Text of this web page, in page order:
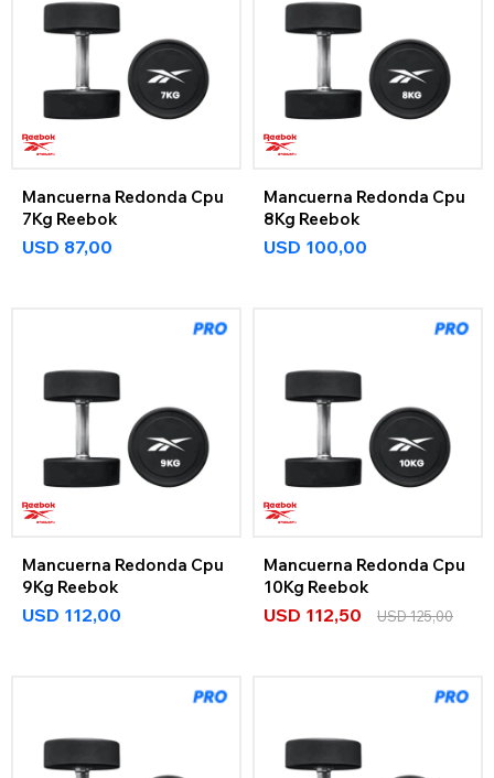
Mancuerna Redonda Cpu
7Kg Reebok
USD 87,00
Mancuerna Redonda Cpu
8Kg Reebok
USD 100,00
Mancuerna Redonda Cpu
9Kg Reebok
USD 112,00
Mancuerna Redonda Cpu
10Kg Reebok
USD 112,50 USD125,00